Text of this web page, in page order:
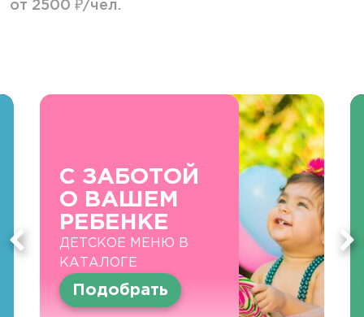
от 2500 ₽/чел.
С ЗАБОТОЙ
О ВАШЕМ
РЕБЕНКЕ
ДЕТСКОЕ МЕНЮ В
КАТАЛОГЕ
Подобрать